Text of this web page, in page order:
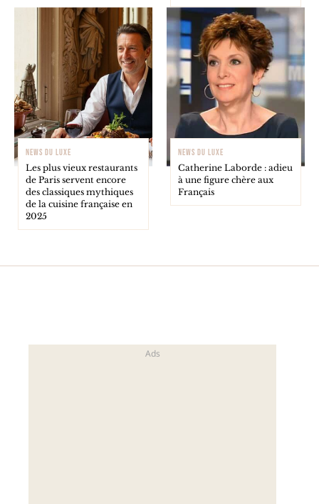
NEWS DU LUXE
Les plus vieux restaurants
de Paris servent encore
des classiques mythiques
de la cuisine française en
2025
NEWS DU LUXE
Catherine Laborde : adieu
à une figure chère aux
Français